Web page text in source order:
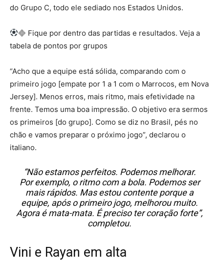
do Grupo C, todo ele sediado nos Estados Unidos.
 Fique por dentro das partidas e resultados. Veja a
tabela de pontos por grupos
“Acho que a equipe está sólida, comparando com o
primeiro jogo [empate por 1 a 1 com o Marrocos, em Nova
Jersey]. Menos erros, mais ritmo, mais efetividade na
frente. Temos uma boa impressão. O objetivo era sermos
os primeiros [do grupo]. Como se diz no Brasil, pés no
chão e vamos preparar o próximo jogo”, declarou o
italiano.
“Não estamos perfeitos. Podemos melhorar.
Por exemplo, o ritmo com a bola. Podemos ser
mais rápidos. Mas estou contente porque a
equipe, após o primeiro jogo, melhorou muito.
Agora é mata-mata. É preciso ter coração forte”,
completou.
Vini e Rayan em alta